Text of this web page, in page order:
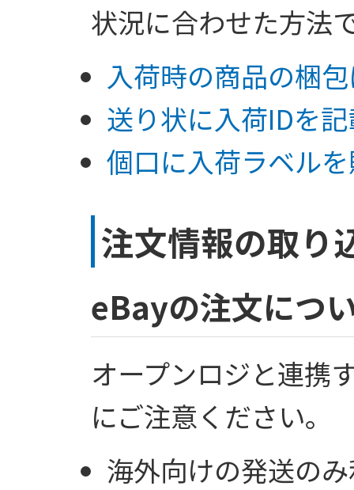
状況に合わせた方法
入荷時の商品の梱
送り状に入荷IDを
個口に入荷ラベル
注文情報の取り
eBayの注文につ
オープンロジと連携
にご注意ください。
海外向けの発送の